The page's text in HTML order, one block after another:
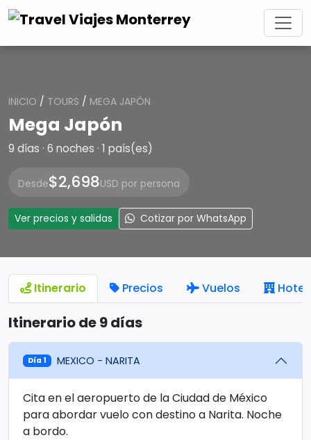
INICIO / TOURS / MEGA JAPÓN
Mega Japón
9 días · 6 noches · 1 país(es)
Desde$2,698USD por persona
Ver precios y salidas Cotizar por WhatsApp
Itinerario Precios Vuelos
Itinerario de 9 días
Día 1 MEXICO - NARITA
Cita en el aeropuerto de la Ciudad de México
para abordar vuelo con destino a Narita. Noche
a bordo.